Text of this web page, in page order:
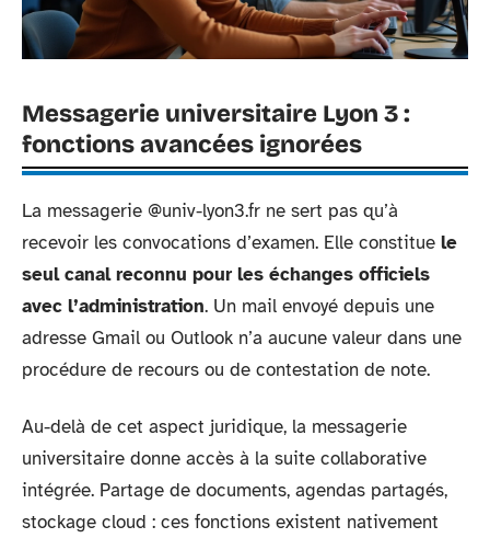
Messagerie universitaire Lyon 3 :
fonctions avancées ignorées
La messagerie @univ-lyon3.fr ne sert pas qu’à
recevoir les convocations d’examen. Elle constitue le
seul canal reconnu pour les échanges officiels
avec l’administration. Un mail envoyé depuis une
adresse Gmail ou Outlook n’a aucune valeur dans une
procédure de recours ou de contestation de note.
Au-delà de cet aspect juridique, la messagerie
universitaire donne accès à la suite collaborative
intégrée. Partage de documents, agendas partagés,
stockage cloud : ces fonctions existent nativement